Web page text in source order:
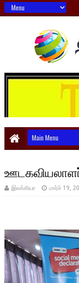
இலக்கியா மார்ச் 19,